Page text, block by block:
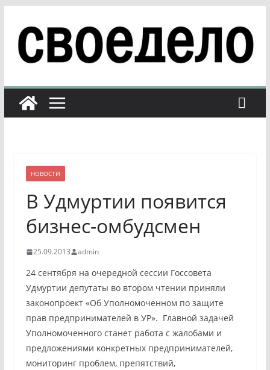
содержимому
НОВОСТИ
В Удмуртии появится
бизнес-омбудсмен
25.09.2013 admin
24 сентября на очередной сессии Госсовета
Удмуртии депутаты во втором чтении приняли
законопроект «Об Уполномоченном по защите
прав предпринимателей в УР». Главной задачей
Уполномоченного станет работа с жалобами и
предложениями конкретных предпринимателей,
мониторинг проблем, препятствий,